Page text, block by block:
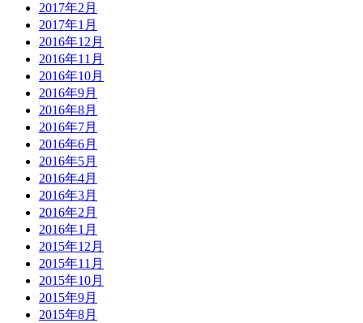
2017年2月
2017年1月
2016年12月
2016年11月
2016年10月
2016年9月
2016年8月
2016年7月
2016年6月
2016年5月
2016年4月
2016年3月
2016年2月
2016年1月
2015年12月
2015年11月
2015年10月
2015年9月
2015年8月